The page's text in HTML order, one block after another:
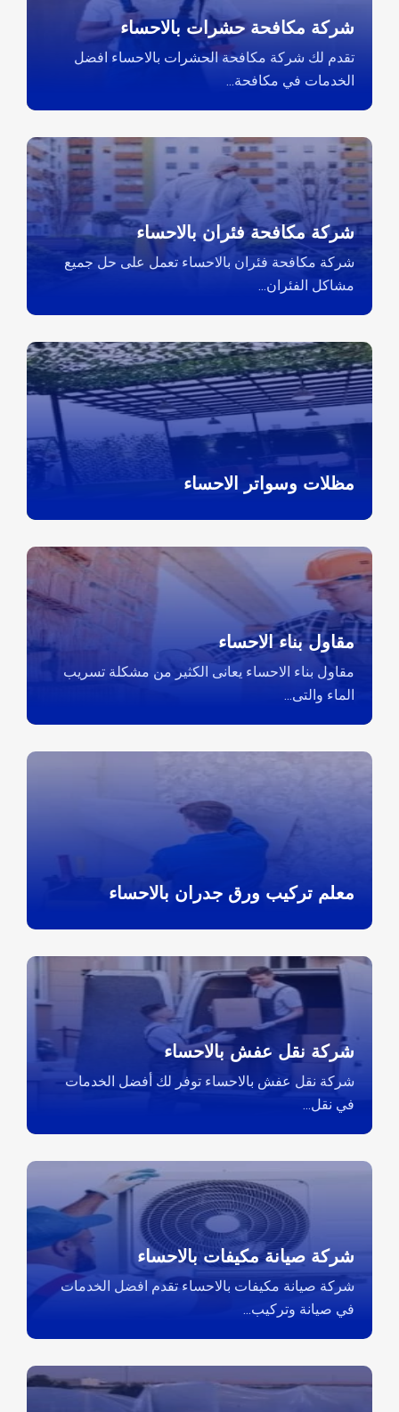
شركة مكافحة حشرات بالاحساء
تقدم لك شركة مكافحة الحشرات بالاحساء افضل
الخدمات في مكافحة...
شركة مكافحة فئران بالاحساء
شركة مكافحة فئران بالاحساء تعمل على حل جميع
مشاكل الفئران...
مظلات وسواتر الاحساء
مقاول بناء الاحساء
مقاول بناء الاحساء يعانى الكثير من مشكلة تسريب
الماء والتى...
معلم تركيب ورق جدران بالاحساء
شركة نقل عفش بالاحساء
شركة نقل عفش بالاحساء توفر لك أفضل الخدمات
في نقل...
شركة صيانة مكيفات بالاحساء
شركة صيانة مكيفات بالاحساء تقدم افضل الخدمات
في صيانة وتركيب...